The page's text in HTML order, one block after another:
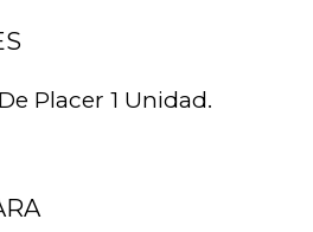
Placer 1 Unidad.